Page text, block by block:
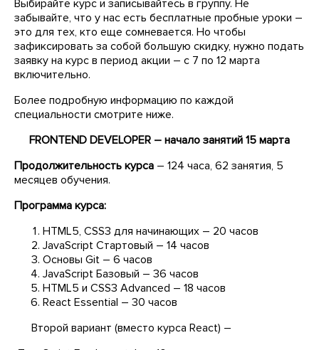
Выбирайте курс и записывайтесь в группу. Не
забывайте, что у нас есть бесплатные пробные уроки –
это для тех, кто еще сомневается. Но чтобы
зафиксировать за собой большую скидку, нужно подать
заявку на курс в период акции – с 7 по 12 марта
включительно.
Более подробную информацию по каждой
специальности смотрите ниже.
FRONTEND DEVELOPER – начало занятий 15 марта
Продолжительность курса – 124 часа, 62 занятия, 5
месяцев обучения.
Программа курса:
HTML5, CSS3 для начинающих – 20 часов
JavaScript Стартовый – 14 часов
Основы Git – 6 часов
JavaScript Базовый – 36 часов
HTML5 и CSS3 Advanced – 18 часов
React Essential – 30 часов
Второй вариант (вместо курса React) –